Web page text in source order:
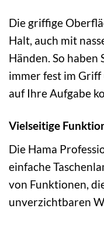
Die griffige
Halt, auch mit
Händen. So haben
immer fest im Griff
auf Ihre Aufgabe
Vielseitige
Die Hama
einfache
von Funktionen,
unverzichtbaren